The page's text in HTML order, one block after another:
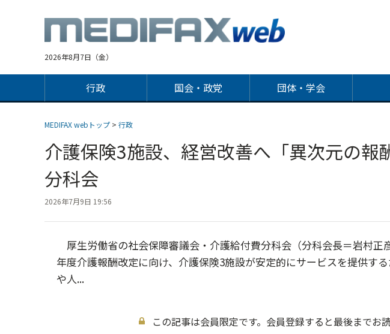
2026年8月7日（金）
行政 国会・政党 団体・学会
MEDIFAX webトップ > 行政
介護保険3施設、経営改善へ「異次元の
分科会
2026年7月9日 19:56
厚生労働省の社会保障審議会・介護給付費分科会（分科会長＝岩村正
年度介護報酬改定に向け、介護保険3施設が安定的にサービスを提供す
や人...
この記事は会員限定です。会員登録すると最後までお